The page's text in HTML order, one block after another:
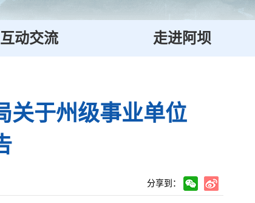
互动交流 走进阿坝
关于州级事业单位
分享到：